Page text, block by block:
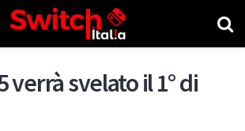
verrà svelato il 1° di